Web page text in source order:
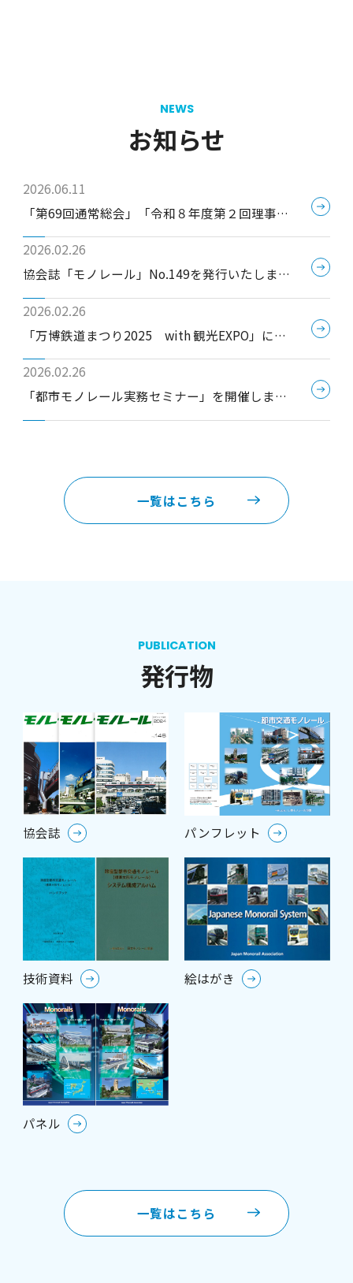
NEWS
お知らせ
2026.06.11
「第69回通常総会」「令和８年度第２回理事
会」開催のお知らせ
2026.02.26
協会誌「モノレール」No.149を発行いたしまし
た
2026.02.26
「万博鉄道まつり2025 with 観光EXPO」に参
加しました
2026.02.26
「都市モノレール実務セミナー」を開催しまし
た
一覧はこちら
PUBLICATION
発行物
協会誌 パンフレット
技術資料 絵はがき
パネル
一覧はこちら